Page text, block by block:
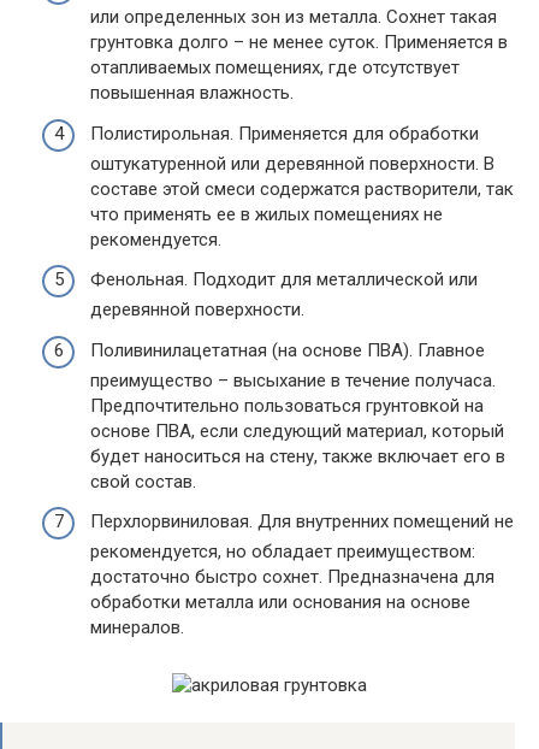
или определенных зон из металла. Сохнет такая
грунтовка долго – не менее суток. Применяется в
отапливаемых помещениях, где отсутствует
повышенная влажность.
Полистирольная. Применяется для обработки
оштукатуренной или деревянной поверхности. В
составе этой смеси содержатся растворители, так
что применять ее в жилых помещениях не
рекомендуется.
Фенольная. Подходит для металлической или
деревянной поверхности.
Поливинилацетатная (на основе ПВА). Главное
преимущество – высыхание в течение получаса.
Предпочтительно пользоваться грунтовкой на
основе ПВА, если следующий материал, который
будет наноситься на стену, также включает его в
свой состав.
Перхлорвиниловая. Для внутренних помещений не
рекомендуется, но обладает преимуществом:
достаточно быстро сохнет. Предназначена для
обработки металла или основания на основе
минералов.